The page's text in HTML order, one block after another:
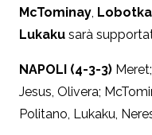
McTominay Lobotka
Lukaku sarà
NAPOLI (4-3-3)
Jesus, Olivera;
Politano, Lukaku,